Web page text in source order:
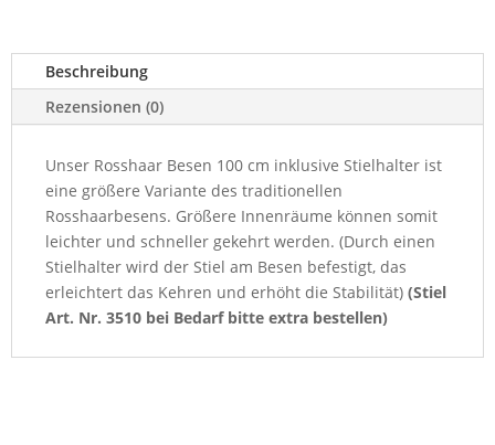
Beschreibung
Rezensionen (0)
Unser Rosshaar Besen 100 cm inklusive Stielhalter ist
eine größere Variante des traditionellen
Rosshaarbesens. Größere Innenräume können somit
leichter und schneller gekehrt werden. (Durch einen
Stielhalter wird der Stiel am Besen befestigt, das
erleichtert das Kehren und erhöht die Stabilität) (Stiel
Art. Nr. 3510 bei Bedarf bitte extra bestellen)